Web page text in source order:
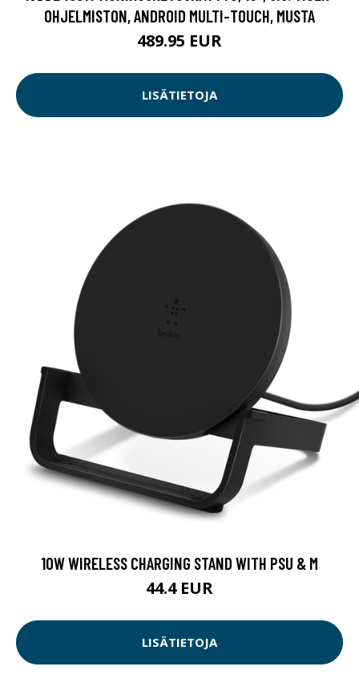
OHJELMISTON, ANDROID MULTI-TOUCH, MUSTA
489.95 EUR
LISÄTIETOJA
10W WIRELESS CHARGING STAND WITH PSU & M
44.4 EUR
LISÄTIETOJA